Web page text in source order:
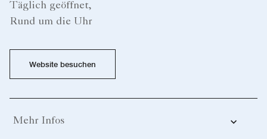
Täglich geöffnet,
Rund um die Uhr
Website besuchen
Mehr Infos